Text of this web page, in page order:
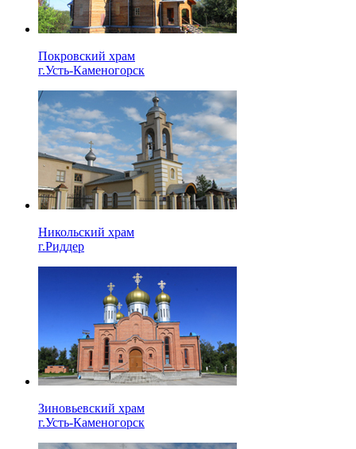
Покровский храм
г.Усть-Каменогорск
Никольский храм
г.Риддер
Зиновьевский храм
г.Усть-Каменогорск